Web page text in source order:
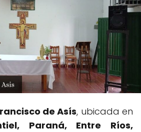
de Asís, ubicada en
Paraná, Entre Ríos,